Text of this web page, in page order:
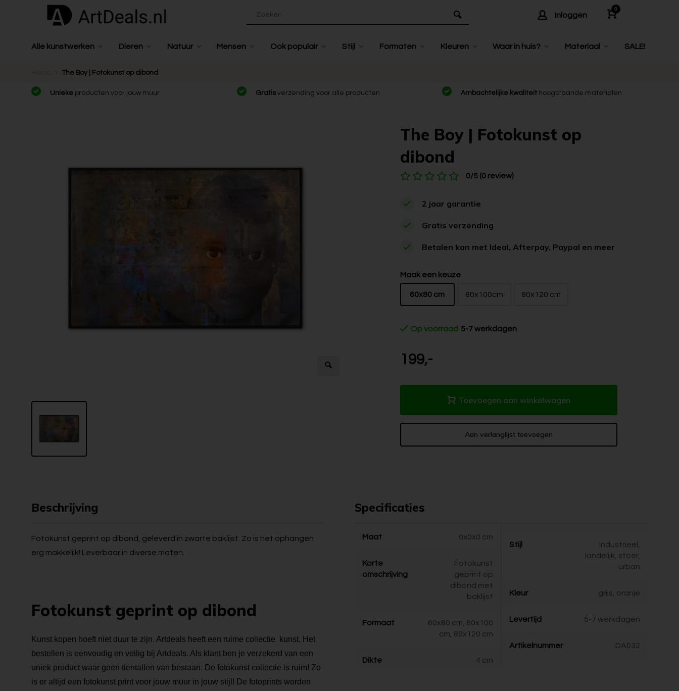
Inloggen
0
Alle kunstwerken Dieren Natuur Mensen Ook populair Stijl Formaten Kleuren Waar in huis? Materiaal SALE!
The Boy | Fotokunst op dibond
Unieke producten voor jouw muur Gratisverzending voor alle producten Ambachtelijke kwaliteit hoogstaande materialen
The Boy | Fotokunst op
dibond
0/5 (0 review)
2 jaar garantie
Gratis verzending
Betalen kan met Ideal, Afterpay, Paypal en meer
Maak een keuze
60x80 cm 80x100cm 80x120 cm
Op voorraad 5-7 werkdagen
199,-
Toevoegen aan winkelwagen
Aan verlanglijst toevoegen
Beschrijving
Fotokunst geprint op dibond, geleverd in zwarte baklijst. Zo is het ophangen
erg makkelijk! Leverbaar in diverse maten.
Fotokunst geprint op dibond
Kunst kopen hoeft niet duur te zijn. Artdeals heeft een ruime collectie kunst. Het
bestellen is eenvoudig en veilig bij Artdeals. Als klant ben je verzekerd van een
uniek product waar geen tientallen van bestaan. De fotokunst collectie is ruim! Zo
is er altijd een fotokunst print voor jouw muur in jouw stijl! De fotoprints worden
Specificaties
Maat 0x0x0 cm
Korte
omschrijving
Fotokunst
geprint op
dibond met
baklijst
Formaat
60x80 cm, 80x100
cm, 80x120 cm
Dikte 4 cm
Stijl
Industrieel,
landelijk, stoer,
urban
Kleur grijs, oranje
Levertijd 5-7 werkdagen
Artikelnummer DA032